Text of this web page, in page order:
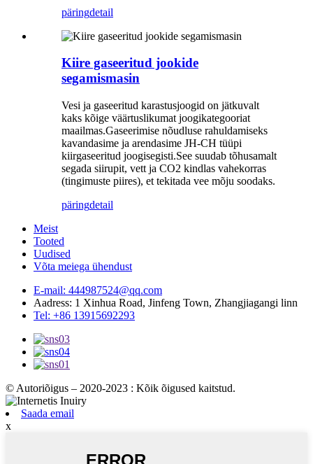
päringdetail
Kiire gaseeritud jookide
segamismasin
Vesi ja gaseeritud karastusjoogid on jätkuvalt
kaks kõige väärtuslikumat joogikategooriat
maailmas.Gaseerimise nõudluse rahuldamiseks
kavandasime ja arendasime JH-CH tüüpi
kiirgaseeritud joogisegisti.See suudab tõhusamalt
segada siirupit, vett ja CO2 kindlas vahekorras
(tingimuste piires), et tekitada vee mõju soodaks.
päringdetail
Meist
Tooted
Uudised
Võta meiega ühendust
E-mail: 444987524@qq.com
Aadress: 1 Xinhua Road, Jinfeng Town, Zhangjiagangi linn
Tel: +86 13915692293
© Autoriõigus – 2020-2023 : Kõik õigused kaitstud.
Saada email
x